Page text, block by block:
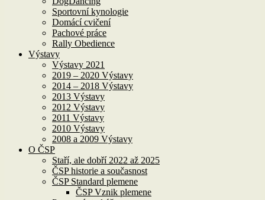
Sportovní kynologie
Domácí cvičení
Pachové práce
Rally Obedience
Výstavy
Výstavy 2021
2019 – 2020 Výstavy
2014 – 2018 Výstavy
2013 Výstavy
2012 Výstavy
2011 Výstavy
2010 Výstavy
2008 a 2009 Výstavy
O ČSP
Staří, ale dobří 2022 až 2025
ČSP historie a současnost
ČSP Standard plemene
ČSP Vznik plemene